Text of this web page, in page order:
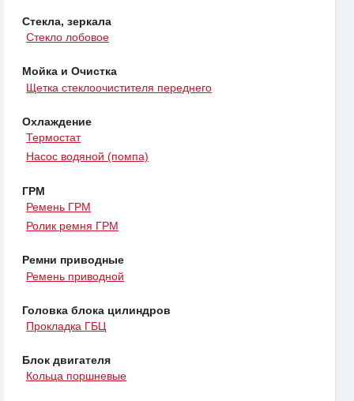
Стекла, зеркала
Стекло лобовое
Мойка и Очистка
Щетка стеклоочистителя переднего
Охлаждение
Термостат
Насос водяной (помпа)
ГРМ
Ремень ГРМ
Ролик ремня ГРМ
Ремни приводные
Ремень приводной
Головка блока цилиндров
Прокладка ГБЦ
Блок двигателя
Кольца поршневые